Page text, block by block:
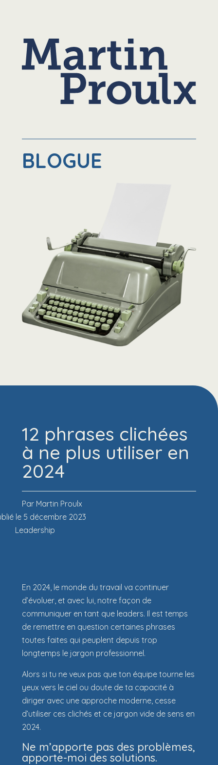
BLOGUE
12 phrases clichées
à ne plus utiliser en
2024
Par Martin Proulx
le 5 décembre 2023
Leadership
En 2024, le monde du travail va continuer
d’évoluer, et avec lui, notre façon de
communiquer en tant que leaders. Il est temps
de remettre en question certaines phrases
toutes faites qui peuplent depuis trop
longtemps le jargon professionnel.
Alors si tu ne veux pas que ton équipe tourne les
yeux vers le ciel ou doute de ta capacité à
diriger avec une approche moderne, cesse
d’utiliser ces clichés et ce jargon vide de sens en
2024.
Ne m’apporte pas des problèmes,
apporte-moi des solutions.